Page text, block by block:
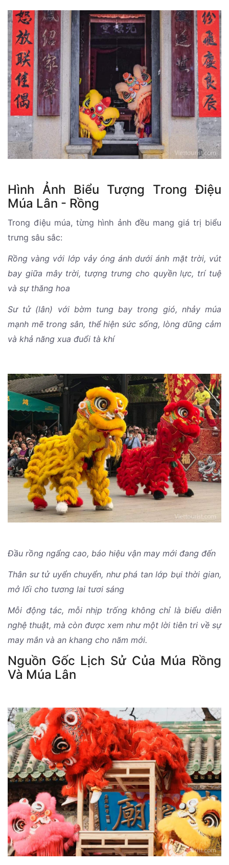
Hình Ảnh Biểu Tượng Trong Điệu
Múa Lân - Rồng
Trong điệu múa, từng hình ảnh đều mang giá trị biểu
trưng sâu sắc:
Rồng vàng với lớp vảy óng ánh dưới ánh mặt trời, vút
bay giữa mây trời, tượng trưng cho quyền lực, trí tuệ
và sự thăng hoa
Sư tử (lân) với bờm tung bay trong gió, nhảy múa
mạnh mẽ trong sân, thể hiện sức sống, lòng dũng cảm
và khả năng xua đuổi tà khí
Đầu rồng ngẩng cao, báo hiệu vận may mới đang đến
Thân sư tử uyển chuyển, như phá tan lớp bụi thời gian,
mở lối cho tương lai tươi sáng
Mỗi động tác, mỗi nhịp trống không chỉ là biểu diễn
nghệ thuật, mà còn được xem như một lời tiên tri về sự
may mắn và an khang cho năm mới.
Nguồn Gốc Lịch Sử Của Múa Rồng
Và Múa Lân